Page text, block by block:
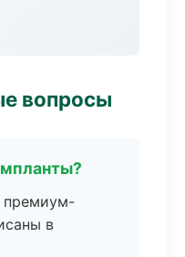
вопросы
премиум-
в